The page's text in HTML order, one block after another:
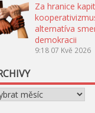
Za hranice
alternatíva
demokracii
9:18 07 Kvě 2026